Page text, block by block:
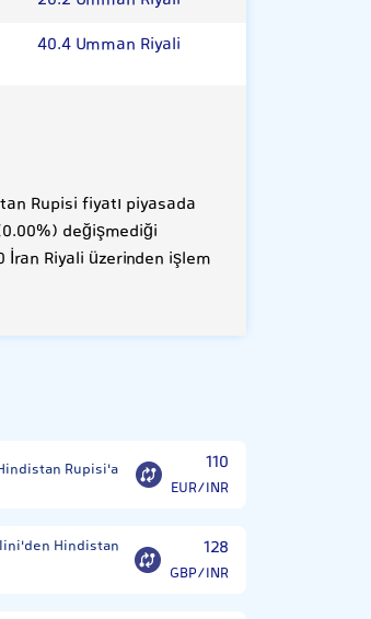
40.4 Umman Riyali
Rupisi fiyatı piyasada
değişmediği
İran Riyali üzerinden işlem
Rupisi'a 110
EUR/INR
Hindistan 128
GBP/INR